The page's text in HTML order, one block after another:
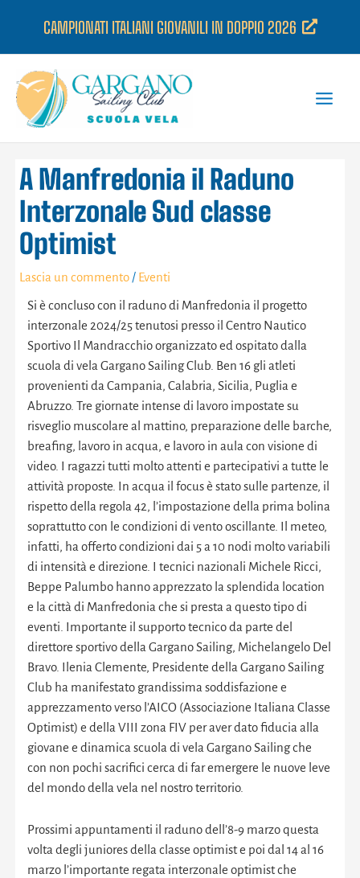
CAMPIONATI ITALIANI GIOVANILI IN DOPPIO 2026
A Manfredonia il Raduno
Interzonale Sud classe
Optimist
Lascia un commento / Eventi
Si è concluso con il raduno di Manfredonia il progetto
interzonale 2024/25 tenutosi presso il Centro Nautico
Sportivo Il Mandracchio organizzato ed ospitato dalla
scuola di vela Gargano Sailing Club. Ben 16 gli atleti
provenienti da Campania, Calabria, Sicilia, Puglia e
Abruzzo. Tre giornate intense di lavoro impostate su
risveglio muscolare al mattino, preparazione delle barche,
breafing, lavoro in acqua, e lavoro in aula con visione di
video. I ragazzi tutti molto attenti e partecipativi a tutte le
attività proposte. In acqua il focus è stato sulle partenze, il
rispetto della regola 42, l’impostazione della prima bolina
soprattutto con le condizioni di vento oscillante. Il meteo,
infatti, ha offerto condizioni dai 5 a 10 nodi molto variabili
di intensità e direzione. I tecnici nazionali Michele Ricci,
Beppe Palumbo hanno apprezzato la splendida location
e la città di Manfredonia che si presta a questo tipo di
eventi. Importante il supporto tecnico da parte del
direttore sportivo della Gargano Sailing, Michelangelo Del
Bravo. Ilenia Clemente, Presidente della Gargano Sailing
Club ha manifestato grandissima soddisfazione e
apprezzamento verso l’AICO (Associazione Italiana Classe
Optimist) e della VIII zona FIV per aver dato fiducia alla
giovane e dinamica scuola di vela Gargano Sailing che
con non pochi sacrifici cerca di far emergere le nuove leve
del mondo della vela nel nostro territorio.
Prossimi appuntamenti il raduno dell’8-9 marzo questa
volta degli juniores della classe optimist e poi dal 14 al 16
marzo l’importante regata interzonale optimist che